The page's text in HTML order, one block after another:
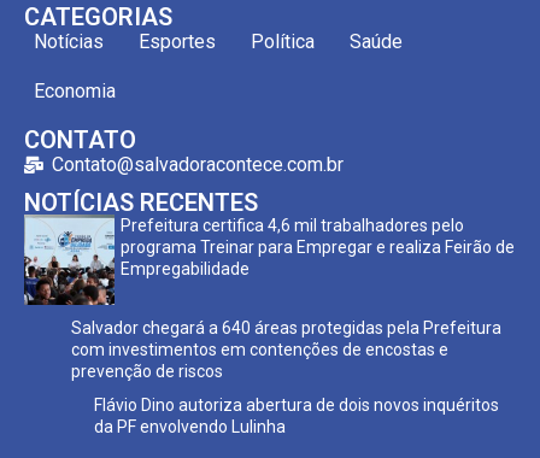
CATEGORIAS
Notícias Esportes Política Saúde
Economia
CONTATO
Contato@salvadoracontece.com.br
NOTÍCIAS RECENTES
Prefeitura certifica 4,6 mil trabalhadores pelo
programa Treinar para Empregar e realiza Feirão de
Empregabilidade
Salvador chegará a 640 áreas protegidas pela Prefeitura
com investimentos em contenções de encostas e
prevenção de riscos
Flávio Dino autoriza abertura de dois novos inquéritos
da PF envolvendo Lulinha